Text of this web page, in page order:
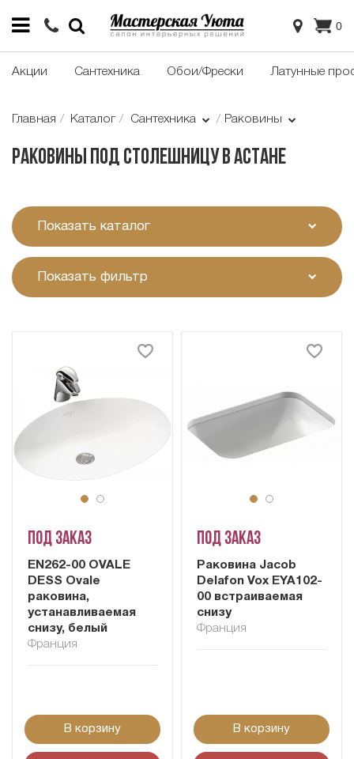
0
Акции Сантехника Обои/Фрески Латунные
Главная Каталог Сантехника Раковины
Раковины под столешницу в Астане
Показать каталог
Показать фильтр
Под заказ
EN262-00 OVALE
DESS Ovale
раковина,
устанавливаемая
снизу, белый
Франция
В корзину
Под заказ
Раковина Jacob
Delafon Vox EYA102-
00 встраиваемая
снизу
Франция
В корзину